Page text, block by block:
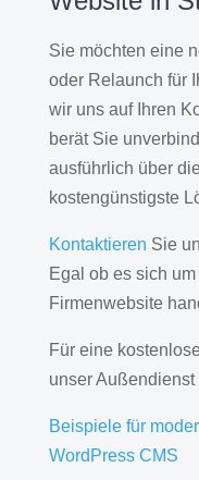
Sie möchten eine
oder Relaunch für
wir uns auf Ihren
berät Sie
ausführlich über
kostengünstigste
Kontaktieren Sie
Egal ob es sich
Firmenwebsite
Für eine
unser
Beispiele für
WordPress CMS